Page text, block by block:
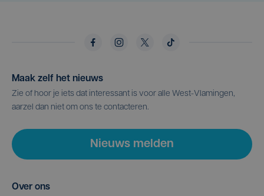
Maak zelf het nieuws
Zie of hoor je iets dat interessant is voor alle West-Vlamingen,
aarzel dan niet om ons te contacteren.
Nieuws melden
Over ons